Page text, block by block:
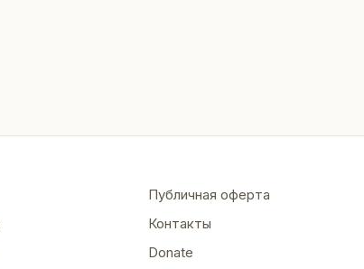
Публичная оферта
Контакты
Donate